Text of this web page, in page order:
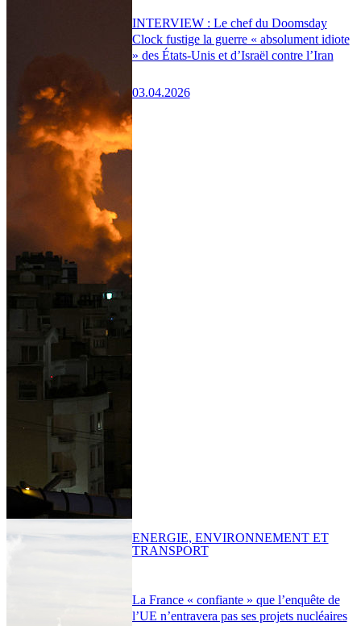
INTERVIEW : Le chef du Doomsday
Clock fustige la guerre « absolument idiote
» des États-Unis et d’Israël contre l’Iran
03.04.2026
La France « confiante » que l’enquête de
l’UE n’entravera pas ses projets nucléaires
ENERGIE, ENVIRONNEMENT ET
TRANSPORT